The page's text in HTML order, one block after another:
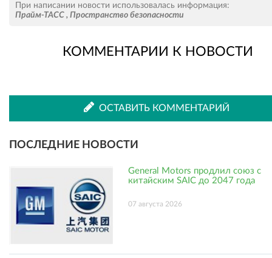
во
ВКонтакте
Одноклассниках
При написании новости использовалась информация:
Прайм-ТАСС , Пространство безопасности
КОММЕНТАРИИ К НОВОСТИ
ОСТАВИТЬ КОММЕНТАРИЙ
ПОСЛЕДНИЕ НОВОСТИ
General Motors продлил союз с
китайским SAIC до 2047 года
07 августа 2026